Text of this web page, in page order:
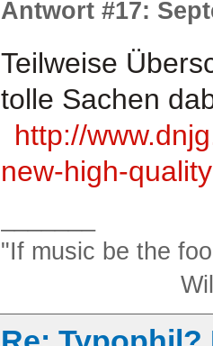
Antwort #17:
Teilweise
tolle Sachen
http://
new-high-
"If music be the
William